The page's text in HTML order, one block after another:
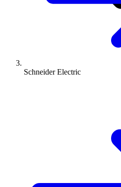
Schneider Electric